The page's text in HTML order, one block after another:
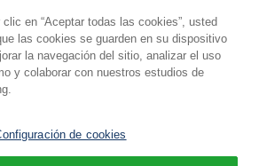
privacidad
en “Aceptar todas las cookies”, usted
las cookies se guarden en su dispositivo
la navegación del sitio, analizar el uso
y colaborar con nuestros estudios de
de cookies